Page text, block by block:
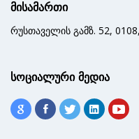
მისამართი
რუსთაველის გამზ. 52,
სოციალური მედია